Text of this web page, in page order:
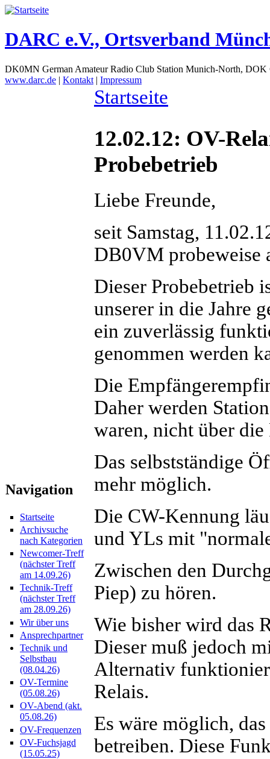
DARC e.V., Ortsverband
DK0MN German Amateur Radio Club Station Munich-North,
www.darc.de | Kontakt | Impressum
Navigation
Startseite
Archivsuche
nach Kategorien
Newcomer-Treff
(nächster Treff
am 14.09.26)
Technik-Treff
(nächster Treff
am 28.09.26)
Wir über uns
Ansprechpartner
Technik und
Selbstbau
(08.04.26)
OV-Termine
(05.08.26)
OV-Abend (akt.
05.08.26)
OV-Frequenzen
OV-Fuchsjagd
(15.05.25)
Startseite
12.02.12: OV-
Probebetrieb
Liebe Freunde,
seit Samstag,
DB0VM probeweise
Dieser Probebetrieb
unserer in die Jahre
ein zuverlässig
genommen werden
Die
Daher werden
waren, nicht über die
Das selbstständige
mehr möglich.
Die CW-Kennung
und YLs mit
Zwischen den
Piep) zu hören.
Wie bisher wird das
Dieser muß jedoch
Alternativ
Relais.
Es wäre möglich,
betreiben. Diese